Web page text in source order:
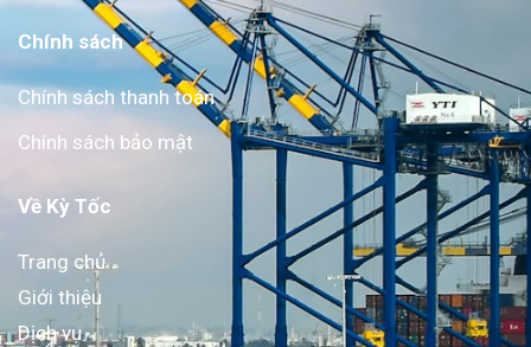
Chính sách
Chính sách thanh toán
Chính sách bảo mật
Về Kỳ Tốc
Trang chủ
Giới thiệu
Dịch vụ